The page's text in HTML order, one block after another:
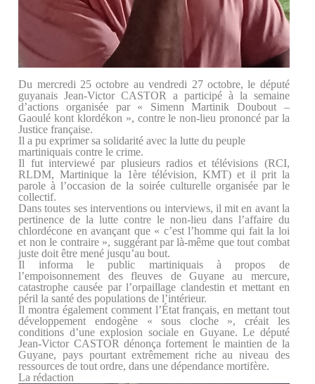
Du mercredi 25 octobre au vendredi 27 octobre, le député
guyanais Jean-Victor CASTOR a participé à la semaine
d’actions organisée par « Simenn Martinik Doubout –
Gaoulé kont klordékon », contre le non-lieu prononcé par la
Justice française.
Il a pu exprimer sa solidarité avec la lutte du peuple
martiniquais contre le crime.
Il fut interviewé par plusieurs radios et télévisions (RCI,
RLDM, Martinique la 1ère télévision, KMT) et il prit la
parole à l’occasion de la soirée culturelle organisée par le
collectif.
Dans toutes ses interventions ou interviews, il mit en avant la
pertinence de la lutte contre le non-lieu dans l’affaire du
chlordécone en avançant que « c’est l’homme qui fait la loi
et non le contraire », suggérant par là-même que tout combat
juste doit être mené jusqu’au bout.
Il informa le public martiniquais à propos de
l’empoisonnement des fleuves de Guyane au mercure,
catastrophe causée par l’orpaillage clandestin et mettant en
péril la santé des populations de l’intérieur.
Il montra également comment l’État français, en mettant tout
développement endogène « sous cloche », créait les
conditions d’une explosion sociale en Guyane. Le député
Jean-Victor CASTOR dénonça fortement le maintien de la
Guyane, pays pourtant extrêmement riche au niveau des
ressources de tout ordre, dans une dépendance mortifère.
La rédaction